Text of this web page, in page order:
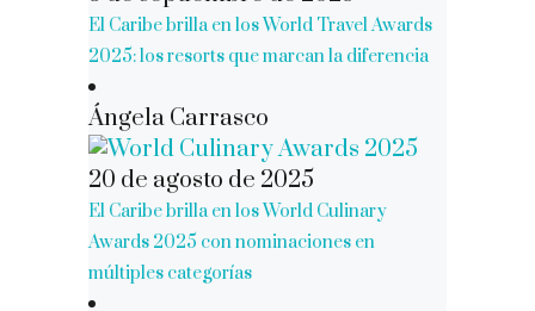
El Caribe brilla en los World Travel Awards
2025: los resorts que marcan la diferencia
Ángela Carrasco
20 de agosto de 2025
El Caribe brilla en los World Culinary
Awards 2025 con nominaciones en
múltiples categorías